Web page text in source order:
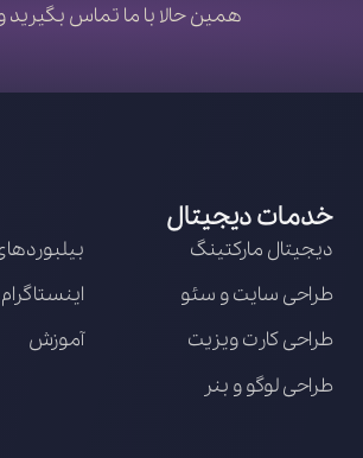
همین حالا با ما تماس بگیرید
خدمات دیجیتال
دیجیتال مارکتینگ
طراحی سایت و سئو
طراحی کارت ویزیت
طراحی لوگو و بنر
اینستاگرام
آموزش